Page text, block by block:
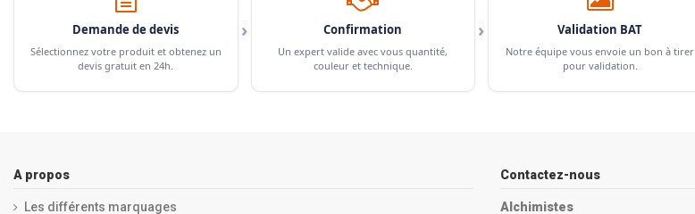
Demande de devis
Sélectionnez votre produit et obtenez un
devis gratuit en 24h.
› Confirmation
Un expert valide avec vous quantité,
couleur et technique.
› Validation BAT
Notre équipe vous envoie un bon à tirer
pour validation.
A propos
Les différents marquages
Contactez-nous
Alchimistes